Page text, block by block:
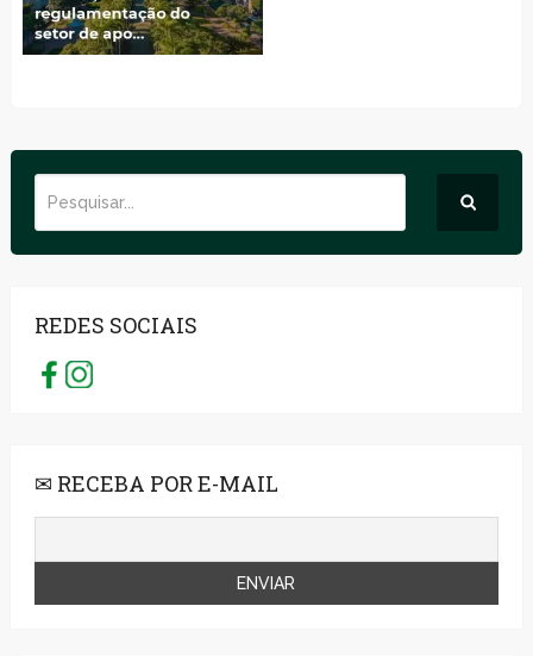
REDES SOCIAIS
✉ RECEBA POR E-MAIL